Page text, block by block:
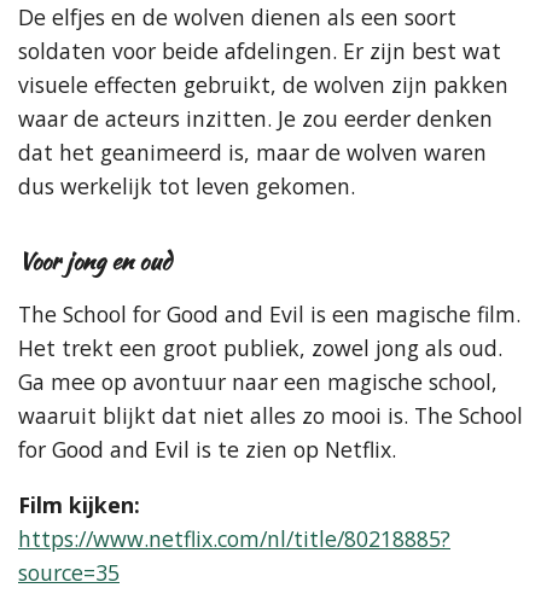
De elfjes en de wolven dienen als een soort
soldaten voor beide afdelingen. Er zijn best wat
visuele effecten gebruikt, de wolven zijn pakken
waar de acteurs inzitten. Je zou eerder denken
dat het geanimeerd is, maar de wolven waren
dus werkelijk tot leven gekomen.
Voor jong en oud
The School for Good and Evil is een magische film.
Het trekt een groot publiek, zowel jong als oud.
Ga mee op avontuur naar een magische school,
waaruit blijkt dat niet alles zo mooi is. The School
for Good and Evil is te zien op Netflix.
Film kijken:
https://www.netflix.com/nl/title/80218885?
source=35